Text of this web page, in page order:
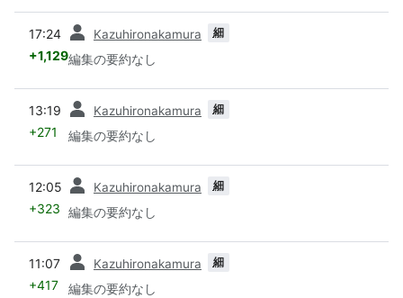
17:24 Kazuhironakamura 細
+1,129編集の要約なし
13:19 Kazuhironakamura 細
+271 編集の要約なし
12:05 Kazuhironakamura 細
+323 編集の要約なし
11:07 Kazuhironakamura 細
+417 編集の要約なし